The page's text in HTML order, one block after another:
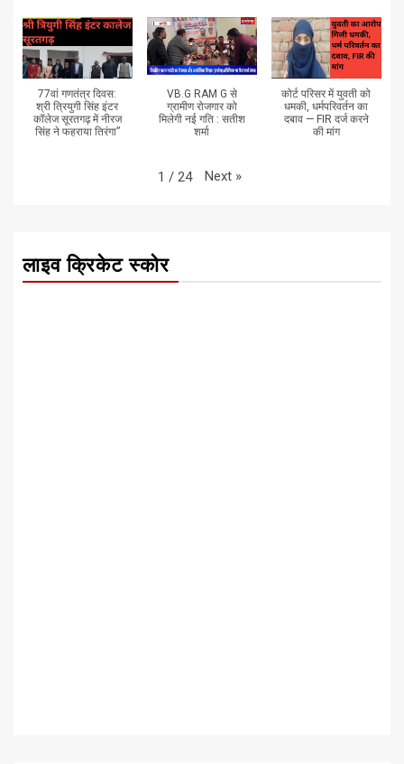
77वां गणतंत्र दिवस:
श्री त्रियुगी सिंह इंटर
कॉलेज सूरतगढ़ में नीरज
सिंह ने फहराया तिरंगा”
VB.G RAM G से
ग्रामीण रोजगार को
मिलेगी नई गति : सतीश
शर्मा
कोर्ट परिसर में युवती को
धमकी, धर्मपरिवर्तन का
दबाव — FIR दर्ज करने
की मांग
1 / 24 Next »
लाइव क्रिकेट स्कोर